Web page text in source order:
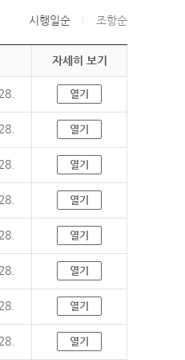
시행일순 조항순
자세히 보기
열기
열기
열기
열기
열기
열기
열기
열기